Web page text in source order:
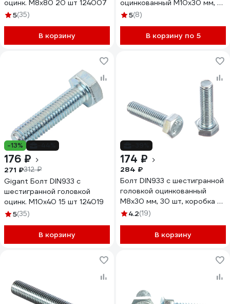
оцинк. М8x80 20 шт 124007
5(35)
В корзину
оцинкованный М10x30 мм, в
комплекте с гайкой и
5(8)
В корзину по 5
-13%
176 ₽
271 ₽312 ₽
Gigant Болт DIN933 с
шестигранной головкой
оцинк. М10x40 15 шт 124019
5(35)
В корзину
174 ₽
284 ₽
Болт DIN933 с шестигранной
головкой оцинкованный
М8x30 мм, 30 шт, коробка с
окном Tech-Kr Zitar 105209
4.2(19)
В корзину